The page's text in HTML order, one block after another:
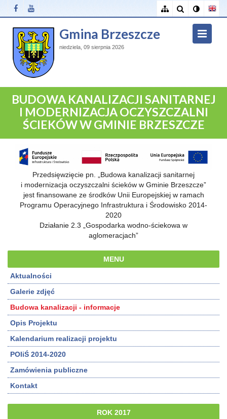
Gmina Brzeszcze
niedziela, 09 sierpnia 2026
BUDOWA KANALIZACJI SANITARNEJ
I MODERNIZACJA OCZYSZCZALNI
ŚCIEKÓW W GMINIE BRZESZCZE
Przedsięwzięcie pn. „Budowa kanalizacji sanitarnej
i modernizacja oczyszczalni ścieków w Gminie Brzeszcze”
jest finansowane ze środków Unii Europejskiej w ramach
Programu Operacyjnego Infrastruktura i Środowisko 2014-
2020
Działanie 2.3 „Gospodarka wodno-ściekowa w
aglomeracjach”
MENU
Aktualności
Galerie zdjęć
Budowa kanalizacji - informacje
Opis Projektu
Kalendarium realizacji projektu
POIiŚ 2014-2020
Zamówienia publiczne
Kontakt
ROK 2017